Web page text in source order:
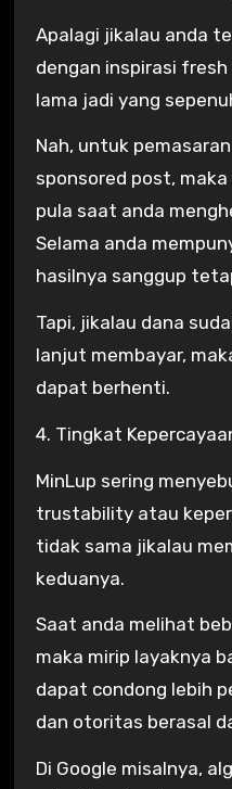
Apalagi jikalau anda
dengan inspirasi
lama jadi yang
Nah, untuk
sponsored post,
pula saat anda
Selama anda
hasilnya sanggup
Tapi, jikalau dana
lanjut membayar,
dapat berhenti.
4. Tingkat
MinLup sering
trustability atau
tidak sama jikalau
keduanya.
Saat anda melihat
maka mirip layaknya
dapat condong lebih
dan otoritas berasal
Di Google misalnya,